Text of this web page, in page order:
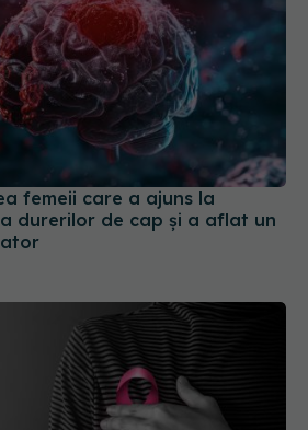
durerilor de cap și a aflat un